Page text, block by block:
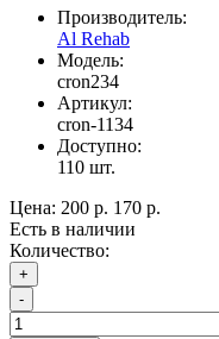
Производитель:
Al Rehab
Модель:
cron234
Артикул:
cron-1134
Доступно:
110 шт.
Цена: 200 р. 170 р.
Есть в наличии
Количество:
+
-